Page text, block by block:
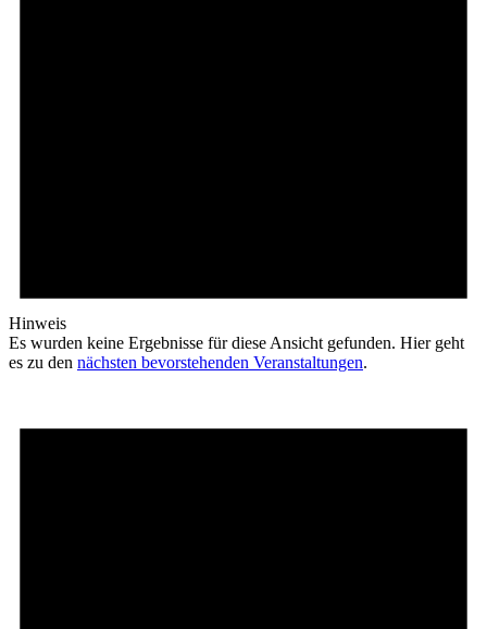
Hinweis
Es wurden keine Ergebnisse für diese Ansicht gefunden. Hier geht
es zu den nächsten bevorstehenden Veranstaltungen.